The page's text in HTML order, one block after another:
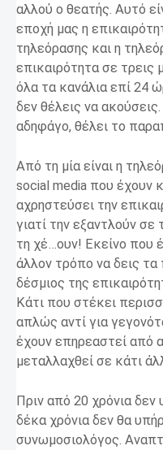
αλλού ο θεατής. Αυτό
εποχή μας η
τηλεόρασης και η
επικαιρότητα σε τρεις
όλα τα κανάλια επί 24
δεν θέλεις να ακούσεις.
αδηφάγο, θέλει το
Από τη μία είναι η
social media που έχουν
αχρηστεύσει την
γιατί την εξαντλούν σε
τη χέ…ουν! Εκείνο που
άλλον τρόπο να δεις τα
δέσμιος της
Κάτι που στέκει
απλώς αντί για
έχουν επηρεαστεί από
μεταλλαχθεί σε κάτι
Πριν από 20 χρόνια δεν
δέκα χρόνια δεν θα
συνωμοσιολόγος.